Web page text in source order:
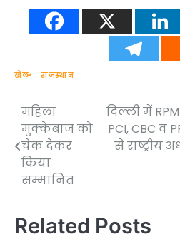
खेल राजस्थान
Post
navigation
महिला
मुक्केबाज को
चेक देकर
किया
सम्मानित
दिल्ली में
PCI, CBC व
से राष्ट्रीय
Related Posts